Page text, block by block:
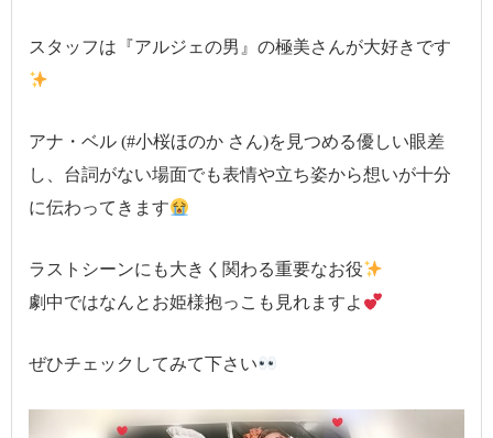
スタッフは『アルジェの男』の極美さんが大好きです
アナ・ベル (#小桜ほのか さん)を見つめる優しい眼差
し、台詞がない場面でも表情や立ち姿から想いが十分
に伝わってきます
ラストシーンにも大きく関わる重要なお役
劇中ではなんとお姫様抱っこも見れますよ
ぜひチェックしてみて下さい